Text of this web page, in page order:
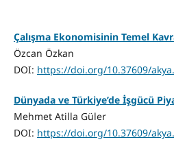
Çalışma Ekonomisinin Temel
Özcan Özkan
DOI: https://doi.org/10.37609/
Dünyada ve Türkiye’de İşgücü
Mehmet Atilla Güler
DOI: https://doi.org/10.37609/